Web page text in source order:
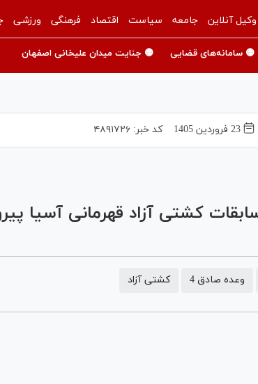
وکیل آنلاین جامعه سیاست اقتصاد فرهنگی ورزشی
🟡 سامانه‌های قضایی 🟡 جنایت میدان علیخانی اصفهان
23 فروردين 1405 کد خبر:۴۸۹۱۷۲۶
Video
کشتی آزاد قهرمانی آسیا
وعده صادق 4 کشتی آزاد